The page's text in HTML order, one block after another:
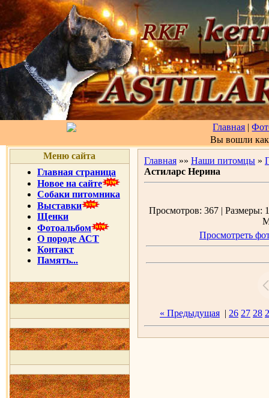
Главная |
Вы вошли
Меню сайта
Главная страница
Новое на сайте
Собаки питомника
Выставки
Щенки
Фотоальбом
О породе АСТ
Контакт
Память...
Главная »» Наши питомцы »
Астиларс Нерина
Просмотров: 367 | Размеры:
Просмотреть
« Предыдущая | 26 27 28